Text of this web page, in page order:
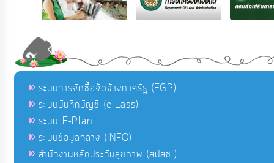
ระบบการจัดซื้อจัดจ้างภาครัฐ (EGP)
ระบบบันทึกบัญชี (e-Lass)
ระบบ E-Plan
ระบบข้อมูลกลาง (INFO)
สำนักงานหลักประกันสุขภาพ (สปสช.)